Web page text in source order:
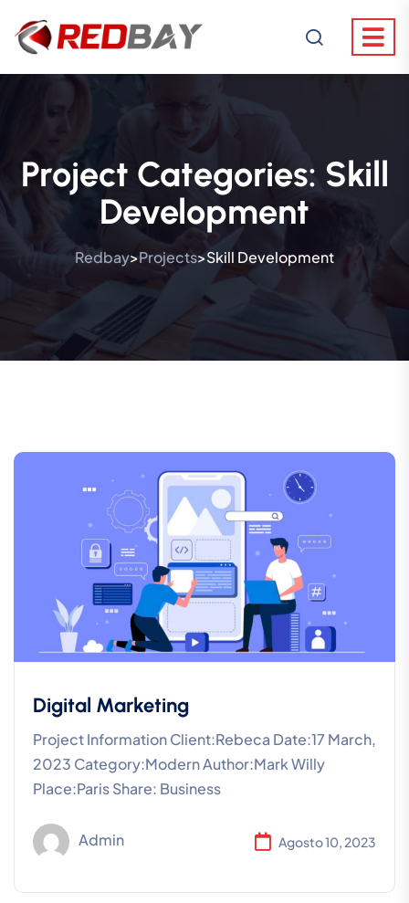
Project Categories: Skill
Development
Redbay>Projects>Skill Development
Digital Marketing
Project Information Client:Rebeca Date:17 March,
2023 Category:Modern Author:Mark Willy
Place:Paris Share: Business
Admin Agosto 10, 2023